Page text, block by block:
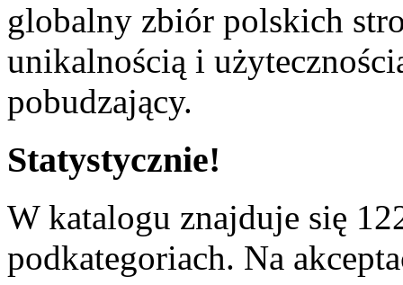
globalny zbiór polskich
unikalnością i
pobudzający.
Statystycznie!
W katalogu znajduje się
podkategoriach. Na